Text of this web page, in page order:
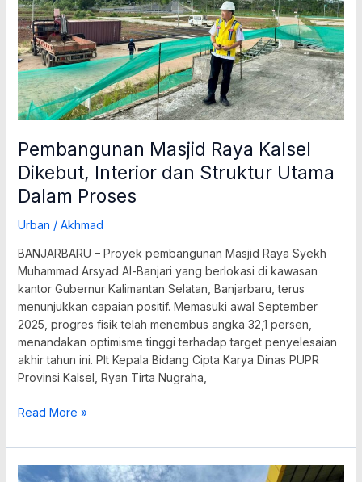
Pembangunan Masjid Raya Kalsel
Dikebut, Interior dan Struktur Utama
Dalam Proses
Urban / Akhmad
BANJARBARU – Proyek pembangunan Masjid Raya Syekh
Muhammad Arsyad Al-Banjari yang berlokasi di kawasan
kantor Gubernur Kalimantan Selatan, Banjarbaru, terus
menunjukkan capaian positif. Memasuki awal September
2025, progres fisik telah menembus angka 32,1 persen,
menandakan optimisme tinggi terhadap target penyelesaian
akhir tahun ini. Plt Kepala Bidang Cipta Karya Dinas PUPR
Provinsi Kalsel, Ryan Tirta Nugraha,
Interior
dan
Struktur
Utama
Dalam
Proses
Read More »
Pembenahan